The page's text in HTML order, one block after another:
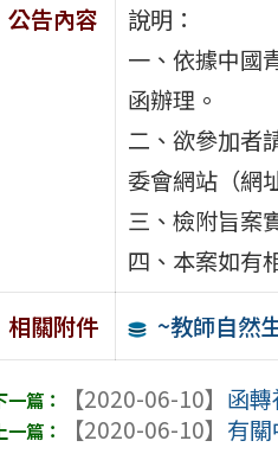
公告內容
說明：
一、依據中國
函辦理。
二、欲參加者
委會網站（網
三、檢附旨案
四、本案如有
相關附件
~教師自然
【2020-06-10】 函
【2020-06-10】 有